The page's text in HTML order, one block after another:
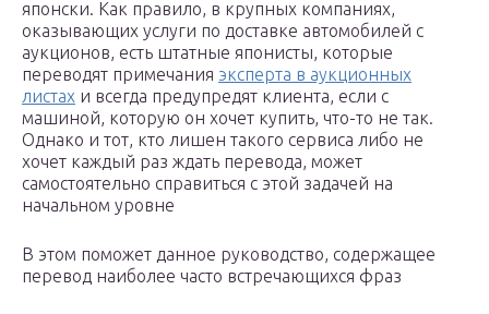
японски. Как правило, в крупных компаниях,
оказывающих услуги по доставке автомобилей с
аукционов, есть штатные японисты, которые
переводят примечания эксперта в аукционных
листах и всегда предупредят клиента, если с
машиной, которую он хочет купить, что-то не так.
Однако и тот, кто лишен такого сервиса либо не
хочет каждый раз ждать перевода, может
самостоятельно справиться с этой задачей на
начальном уровне
В этом поможет данное руководство, содержащее
перевод наиболее часто встречающихся фраз